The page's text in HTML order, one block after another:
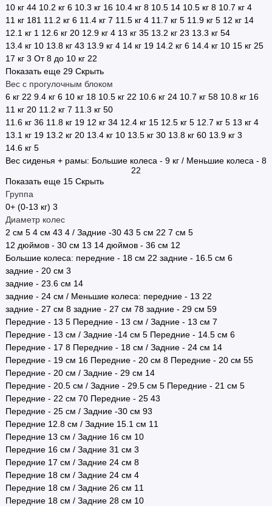
10 кг 44 10.2 кг 6 10.3 кг 16 10.4 кг 8 10.5 14 10.5 кг 8 10.7 кг 4
11 кг 181 11.2 кг 6 11.4 кг 7 11.5 кг 4 11.7 кг 5 11.9 кг 5 12 кг 14
12.1 кг 1 12.6 кг 20 12.9 кг 4 13 кг 35 13.2 кг 23 13.3 кг 54
13.4 кг 10 13.8 кг 43 13.9 кг 4 14 кг 19 14.2 кг 6 14.4 кг 10 15 кг 25
17 кг 3 От 8 до 10 кг 22
Показать еще 29 Скрыть
Вес с прогулочным блоком
6 кг 22 9.4 кг 6 10 кг 18 10.5 кг 22 10.6 кг 24 10.7 кг 58 10.8 кг 16
11 кг 20 11.2 кг 7 11.3 кг 50
11.6 кг 36 11.8 кг 19 12 кг 34 12.4 кг 15 12.5 кг 5 12.7 кг 5 13 кг 4
13.1 кг 19 13.2 кг 20 13.4 кг 10 13.5 кг 30 13.8 кг 60 13.9 кг 3
14.6 кг 5
Вес сиденья + рамы: Большие колеса - 9 кг / Меньшие колеса - 8
22
Показать еще 15 Скрыть
Группа
0+ (0-13 кг) 3
Диаметр колес
2 см 5 4 см 43 4 / Задние -30 43 5 см 22 7 см 5
12 дюймов - 30 см 13 14 дюймов - 36 см 12
Большие колеса: передние - 18 см 22 задние - 16.5 см 6
задние - 20 см 3
задние - 23.6 см 14
задние - 24 см / Меньшие колеса: передние - 13 22
задние - 27 cм 8 задние - 27 см 78 задние - 29 см 59
Передние - 13 5 Передние - 13 см / Задние - 13 см 7
Передние - 13 см / Задние -14 см 5 Передние - 14.5 см 6
Передние - 17 8 Передние - 18 см / Задние - 24 см 14
Передние - 19 см 16 Передние - 20 cм 8 Передние - 20 см 55
Передние - 20 см / Задние - 29 см 14
Передние - 20.5 см / Задние - 29.5 см 5 Передние - 21 см 5
Передние - 22 см 70 Передние - 25 43
Передние - 25 см / Задние -30 см 93
Передние 12.8 см / Задние 15.1 см 11
Передние 13 см / Задние 16 см 10
Передние 16 см / Задние 31 см 3
Передние 17 см / Задние 24 см 8
Передние 18 см / Задние 24 см 4
Передние 18 см / Задние 26 см 11
Передние 18 см / Задние 28 см 10